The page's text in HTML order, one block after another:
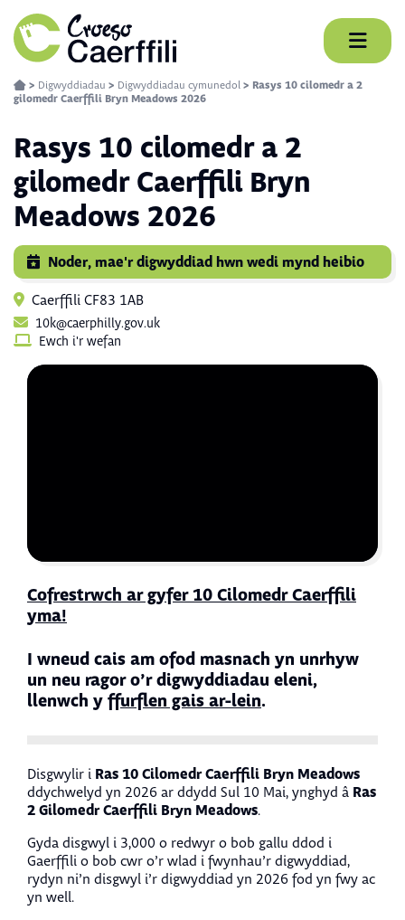
Skip
to
content
> Digwyddiadau > Digwyddiadau cymunedol > Rasys 10 cilomedr a 2
gilomedr Caerffili Bryn Meadows 2026
Rasys 10 cilomedr a 2
gilomedr Caerffili Bryn
Meadows 2026
Noder, mae'r digwyddiad hwn wedi mynd heibio
Caerffili CF83 1AB
10k@caerphilly.gov.uk
Ewch i'r wefan
Cofrestrwch ar gyfer 10 Cilomedr Caerffili
yma!
I wneud cais am ofod masnach yn unrhyw
un neu ragor o’r digwyddiadau eleni,
llenwch y ffurflen gais ar-lein.
Disgwylir i Ras 10 Cilomedr Caerffili Bryn Meadows
ddychwelyd yn 2026 ar ddydd Sul 10 Mai, ynghyd â Ras
2 Gilomedr Caerffili Bryn Meadows.
Gyda disgwyl i 3,000 o redwyr o bob gallu ddod i
Gaerffili o bob cwr o’r wlad i fwynhau’r digwyddiad,
rydyn ni’n disgwyl i’r digwyddiad yn 2026 fod yn fwy ac
yn well.